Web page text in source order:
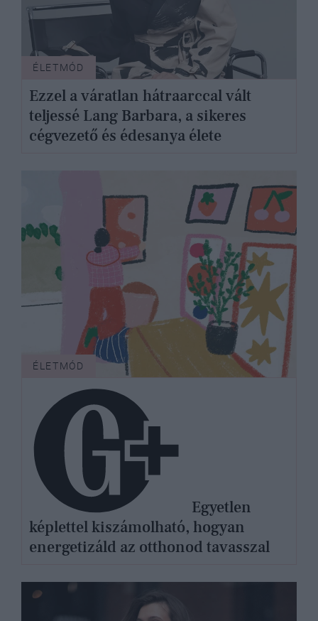
ÉLETMÓD
Ezzel a váratlan hátraarccal vált
teljessé Lang Barbara, a sikeres
cégvezető és édesanya élete
ÉLETMÓD
képlettel kiszámolható, hogyan
energetizáld az otthonod tavasszal